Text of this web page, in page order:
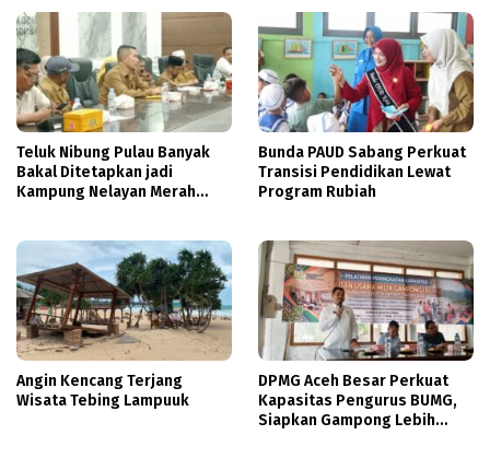
Teluk Nibung Pulau Banyak
Bakal Ditetapkan jadi
Kampung Nelayan Merah
Bunda PAUD Sabang Perkuat
Transisi Pendidikan Lewat
Program Rubiah
Angin Kencang Terjang
Wisata Tebing Lampuuk
DPMG Aceh Besar Perkuat
Kapasitas Pengurus BUMG,
Siapkan Gampong Lebih